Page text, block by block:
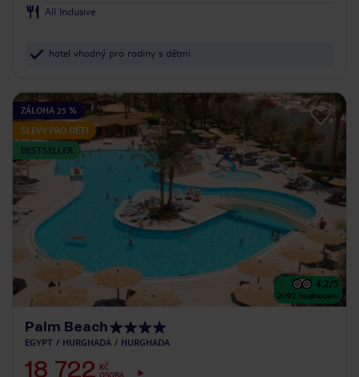
All Inclusive
hotel vhodný pro rodiny s dětmi
ZÁLOHA 25 %
SLEVY PRO DĚTI
BESTSELLER
4.2/5
2092 hodnocení
Palm Beach
EGYPT HURGHADA HURGHADA
18 722 KČ
OSOBA